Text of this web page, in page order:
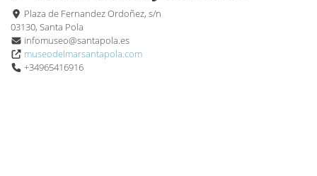
Plaza de Fernandez Ordoñez, s/n
03130, Santa Pola
infomuseo@santapola.es
museodelmarsantapola.com
+34965416916